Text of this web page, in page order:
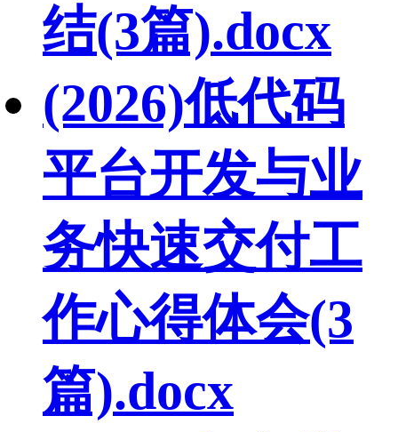
结(3篇).docx
(2026)低代码
平台开发与业
务快速交付工
作心得体会(3
篇).docx